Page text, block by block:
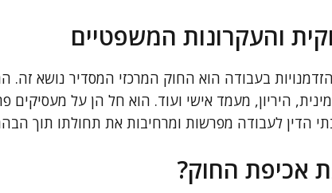
והעקרונות המשפטיים
בעבודה הוא החוק המרכזי המסדיר נושא
היריון, מעמד אישי ועוד. הוא חל הן על מעסיקים
הדין לעבודה מפרשות ומרחיבות את תחולתו תוך
אכיפת החוק?